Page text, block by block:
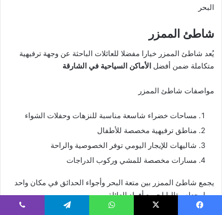
البحر
شاطئ الممزر
يُعد شاطئ الممزر خيارا مفضلا للعائلات الباحثة عن وجهة ترفيهية
متكاملة ضمن أفضل الأماكن السياحية في الشارقة
مواصفات شاطئ الممزر
مساحات خضراء شاسعة مناسبة للنزهات وحفلات الشواء
مناطق ترفيهية مخصصة للأطفال
شاليهات للإيجار اليومي توفر الخصوصية والراحة
مسارات مخصصة للمشي وركوب الدراجات
يجمع شاطئ الممزر بين متعة البحر وأجواء الحدائق في مكان واحد
مما يجعله مثاليا لجميع أفراد العائلة